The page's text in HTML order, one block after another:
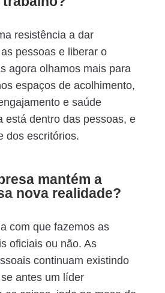
resistência a dar
pessoas e liberar o
agora olhamos mais para
espaços de acolhimento,
e saúde
está dentro das pessoas, e
dos escritórios.
mantém a
nova realidade?
com que fazemos as
oficiais ou não. As
continuam existindo
antes um líder